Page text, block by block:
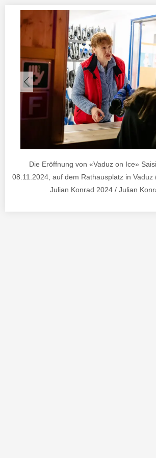
Die Eröffnung von «Vaduz on Ice»
08.11.2024, auf dem Rathausplatz in
Julian Konrad 2024 / Julian